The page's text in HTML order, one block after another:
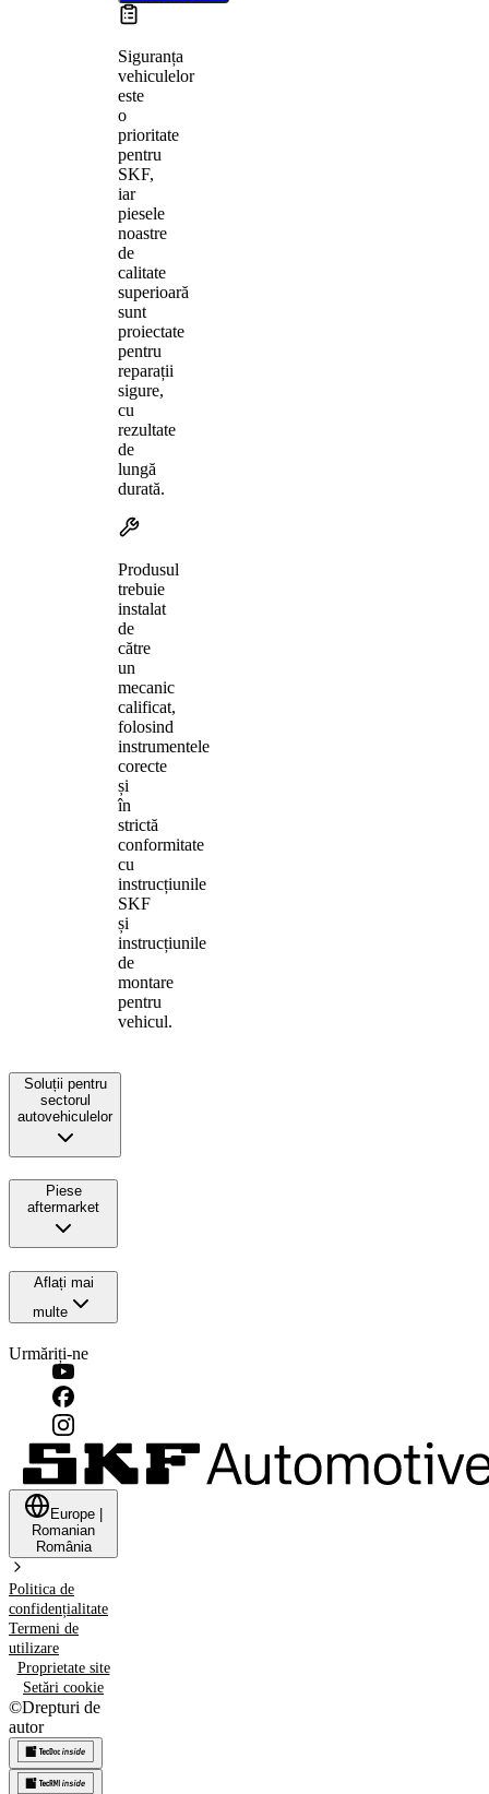
Siguranța
vehiculelor
este
o
prioritate
pentru
SKF,
iar
piesele
noastre
de
calitate
superioară
sunt
proiectate
pentru
reparații
sigure,
cu
rezultate
de
lungă
durată.
Produsul
trebuie
instalat
de
către
un
mecanic
calificat,
folosind
instrumentele
corecte
și
în
strictă
conformitate
cu
instrucțiunile
SKF
și
instrucțiunile
de
montare
pentru
vehicul.
Soluții pentru
sectorul
autovehiculelor
Piese
aftermarket
Aflați mai
multe
Urmăriți-ne
Europe
Romanian
România
Politica de
confidențialitate
Termeni de
utilizare
Proprietate site
Setări cookie
©Drepturi de
autor